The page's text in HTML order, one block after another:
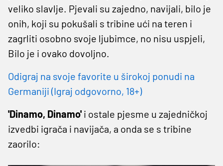
veliko slavlje. Pjevali su zajedno, navijali, bilo je
onih, koji su pokušali s tribine ući na teren i
zagrliti osobno svoje ljubimce, no nisu uspjeli,
Bilo je i ovako dovoljno.
Odigraj na svoje favorite u širokoj ponudi na
Germaniji (Igraj odgovorno, 18+)
'Dinamo, Dinamo' i ostale pjesme u zajedničkoj
izvedbi igrača i navijača, a onda se s tribine
zaorilo: